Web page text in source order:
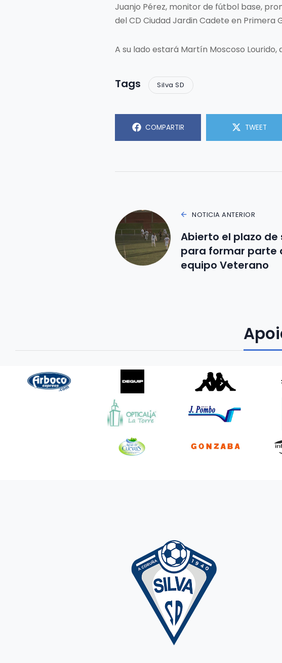
Juanjo Pérez, monitor de fútbol base,
del CD Ciudad Jardin Cadete en Primera
A su lado estará Martín Moscoso
Tags Silva SD
COMPARTIR TWEET
NOTICIA ANTERIOR
Abierto el plazo de
para formar parte
equipo Veterano